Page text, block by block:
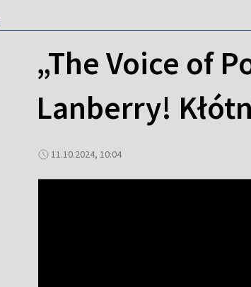
„The Voice of
Lanberry!
11.10.2024, 10:04